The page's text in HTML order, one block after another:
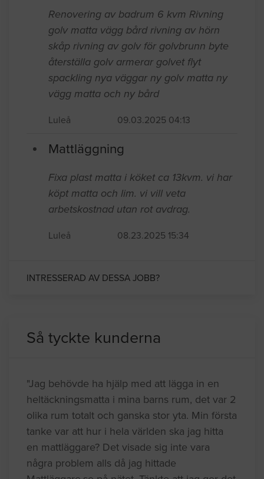
Renovering av badrum 6 kvm Rivning
golv matta vägg bård rivning av hörn
skåp rivning av golv för golvbrunn byte
återställa golv armerar golvet flyt
spackling nya väggar ny golv matta ny
vägg matta och ny bård
Luleå 09.03.2025 04:13
Mattläggning
Fixa plast matta i köket ca 13kvm. vi har
köpt matta och lim. vi vill veta
arbetskostnad utan rot avdrag.
Luleå 08.23.2025 15:34
INTRESSERAD AV DESSA JOBB?
Så tyckte kunderna
"Jag behövde ha hjälp med att lägga in en
heltäckningsmatta i mina barns rum, det var 2
olika rum totalt och ganska stor yta. Min första
tanke var att hur i hela världen ska jag hitta
en mattläggare? Det visade sig inte vara
några problem alls då jag hittade